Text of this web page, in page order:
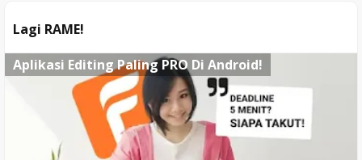
Lagi RAME!
Aplikasi Editing Paling PRO Di Android!